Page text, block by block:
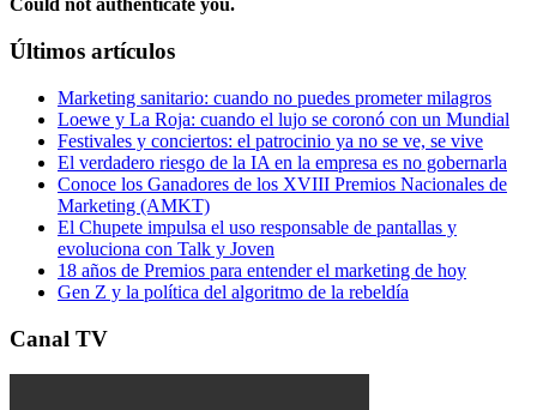
Could not authenticate you.
Últimos artículos
Marketing sanitario: cuando no puedes prometer milagros
Loewe y La Roja: cuando el lujo se coronó con un Mundial
Festivales y conciertos: el patrocinio ya no se ve, se vive
El verdadero riesgo de la IA en la empresa es no gobernarla
Conoce los Ganadores de los XVIII Premios Nacionales de
Marketing (AMKT)
El Chupete impulsa el uso responsable de pantallas y
evoluciona con Talk y Joven
18 años de Premios para entender el marketing de hoy
Gen Z y la política del algoritmo de la rebeldía
Canal TV